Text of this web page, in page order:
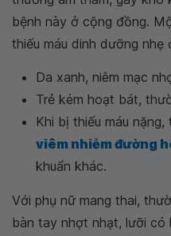
bệnh này ở cộng đồng.
thiếu máu dinh dưỡng nhẹ
Da xanh, niêm mạc
Trẻ kém hoạt bát,
Khi bị thiếu máu nặng,
viêm nhiễm đường
khuẩn khác.
Với phụ nữ mang thai,
bàn tay nhợt nhạt, lưỡi có